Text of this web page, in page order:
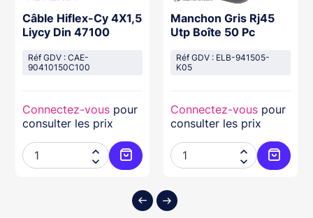
au panier
Câble Hiflex-Cy 4X1,5
Liycy Din 47100
Réf GDV : CAE-
90410150C100
Connectez-vous pour
consulter les prix


Ajouter au panier
Manchon Gris Rj45
Utp Boîte 50 Pc
Réf GDV : ELB-941505-
K05
Connectez-vous pour
consulter les prix

